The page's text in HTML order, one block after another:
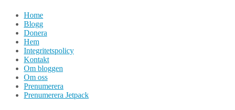
Hoppa
innehåll
Home
Blogg
Donera
Hem
Integritetspolicy
Kontakt
Om bloggen
Om oss
Prenumerera
Prenumerera Jetpack